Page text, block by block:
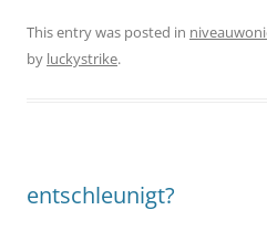
This entry was posted in
by luckystrike.
entschleunigt?